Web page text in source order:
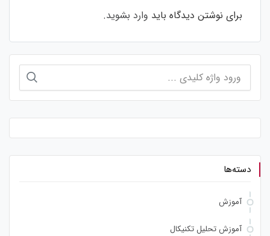
برای نوشتن دیدگاه باید وارد بشوید.
برای:
دسته‌ها
آموزش
آموزش تحلیل تکنیکال